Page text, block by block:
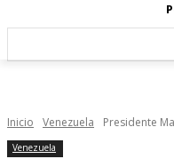
Inicio Venezuela Presidente
Venezuela